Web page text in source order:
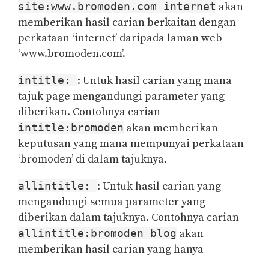
site:www.bromoden.com internet akan
memberikan hasil carian berkaitan dengan
perkataan ‘internet’ daripada laman web
‘www.bromoden.com’.
intitle: : Untuk hasil carian yang mana
tajuk page mengandungi parameter yang
diberikan. Contohnya carian
intitle:bromoden akan memberikan
keputusan yang mana mempunyai perkataan
‘bromoden’ di dalam tajuknya.
allintitle: : Untuk hasil carian yang
mengandungi semua parameter yang
diberikan dalam tajuknya. Contohnya carian
allintitle:bromoden blog akan
memberikan hasil carian yang hanya